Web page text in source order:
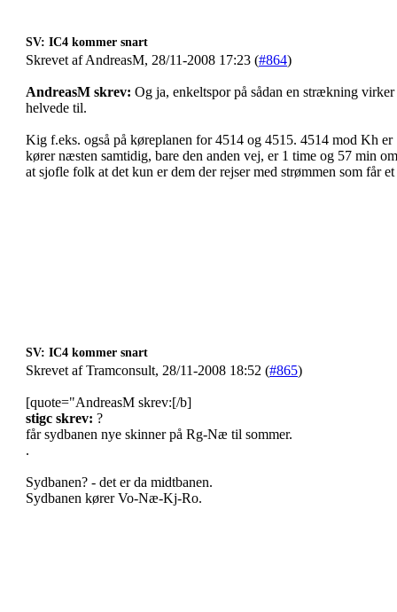
SV: IC4 kommer snart
Skrevet af AndreasM, 28/11-2008 17:23 (#864)
AndreasM skrev: Og ja, enkeltspor på sådan en strækning
helvede til.
Kig f.eks. også på køreplanen for 4514 og 4515. 4514 mod Kh
kører næsten samtidig, bare den anden vej, er 1 time og 57 min
at sjofle folk at det kun er dem der rejser med strømmen som får
SV: IC4 kommer snart
Skrevet af Tramconsult, 28/11-2008 18:52 (#865)
[quote="AndreasM skrev:[/b]
stigc skrev: ?
får sydbanen nye skinner på Rg-Næ til sommer.
.
Sydbanen? - det er da midtbanen.
Sydbanen kører Vo-Næ-Kj-Ro.